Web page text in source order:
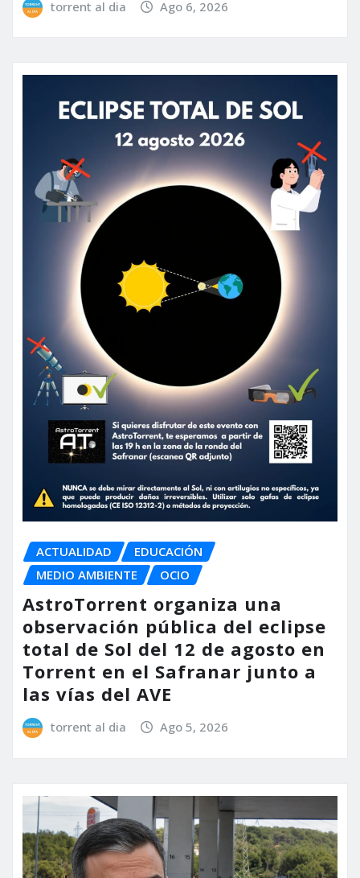
torrent al dia Ago 6, 2026
ACTUALIDAD
EDUCACIÓN
MEDIO AMBIENTE
OCIO
AstroTorrent organiza una
observación pública del eclipse
total de Sol del 12 de agosto en
Torrent en el Safranar junto a
las vías del AVE
torrent al dia Ago 5, 2026